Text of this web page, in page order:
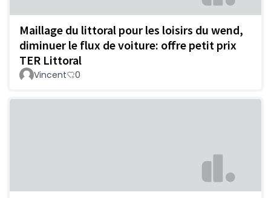
Maillage du littoral pour les loisirs du wend,
diminuer le flux de voiture: offre petit prix
TER Littoral
Vincent 0